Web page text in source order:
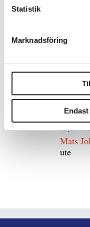
Statistik
Marknadsföring
Debatt:
polisen
15 juni
Mats
ute